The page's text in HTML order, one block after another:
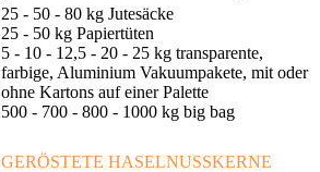
25 - 50 - 80 kg Jutesäcke
25 - 50 kg Papiertüten
5 - 10 - 12,5 - 20 - 25 kg transparente,
farbige, Aluminium Vakuumpakete, mit oder
ohne Kartons auf einer Palette
500 - 700 - 800 - 1000 kg big bag
GERÖSTETE HASELNUSSKERNE